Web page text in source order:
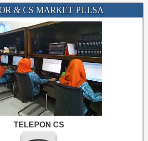
& CS MARKET PULSA
TELEPON CS